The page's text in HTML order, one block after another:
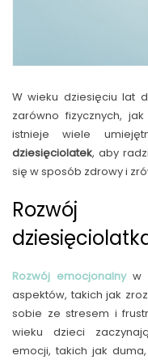
W wieku dziesięciu lat
zarówno fizycznych,
istnieje wiele
dziesięciolatek, aby
się w sposób zdrowy i
Rozwój
Rozwój emocjonalny w
aspektów, takich jak
sobie ze stresem i
wieku dzieci
emocji, takich jak